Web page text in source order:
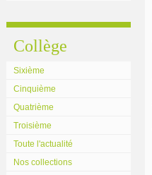
Collège
Sixième
Cinquième
Quatrième
Troisième
Toute l'actualité
Nos collections